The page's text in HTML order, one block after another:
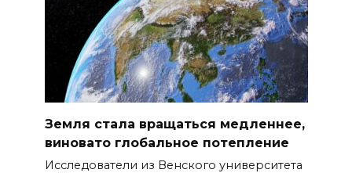
Земля стала вращаться медленнее,
виновато глобальное потепление
Исследователи из Венского университета